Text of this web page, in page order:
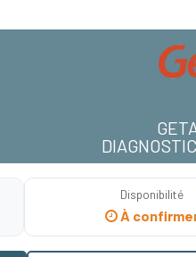
Disponibilité
À